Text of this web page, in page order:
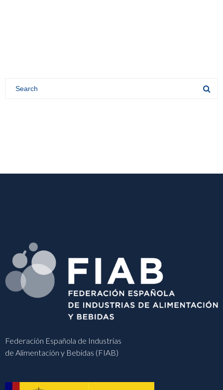
Federación Española de Industrias
de Alimentación y Bebidas (FIAB)